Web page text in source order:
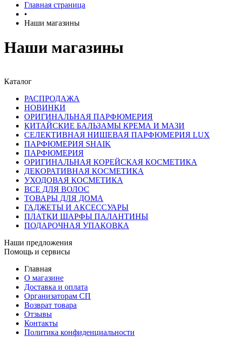
Главная страница
•
Наши магазины
Наши магазины
Каталог
РАСПРОДАЖА
НОВИНКИ
ОРИГИНАЛЬНАЯ ПАРФЮМЕРИЯ
КИТАЙСКИЕ БАЛЬЗАМЫ КРЕМА И МАЗИ
СЕЛЕКТИВНАЯ НИШЕВАЯ ПАРФЮМЕРИЯ LUX
ПАРФЮМЕРИЯ SHAIK
ПАРФЮМЕРИЯ
ОРИГИНАЛЬНАЯ КОРЕЙСКАЯ КОСМЕТИКА
ДЕКОРАТИВНАЯ КОСМЕТИКА
УХОДОВАЯ КОСМЕТИКА
ВСЕ ДЛЯ ВОЛОС
ТОВАРЫ ДЛЯ ДОМА
ГАДЖЕТЫ И АКСЕССУАРЫ
ПЛАТКИ ШАРФЫ ПАЛАНТИНЫ
ПОДАРОЧНАЯ УПАКОВКА
Наши предложения
Помощь и сервисы
Главная
О магазине
Доставка и оплата
Организаторам СП
Возврат товара
Отзывы
Контакты
Политика конфиденциальности